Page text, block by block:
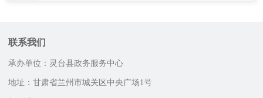
联系我们
承办单位：灵台县政务服务中心
地址：甘肃省兰州市城关区中央广场1号